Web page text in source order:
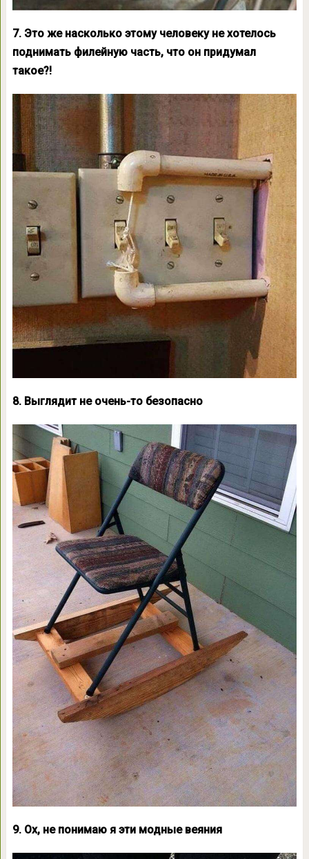
7. Это же насколько этому человеку не хотелось
поднимать филейную часть, что он придумал
такое?!
8. Выглядит не очень-то безопасно
9. Ох, не понимаю я эти модные веяния